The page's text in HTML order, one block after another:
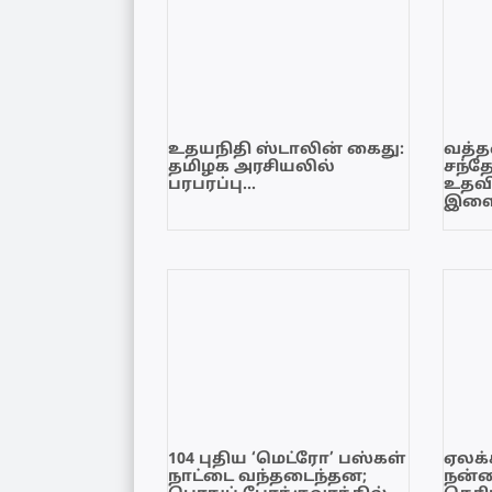
உதயநிதி ஸ்டாலின் கைது:
தமிழக அரசியலில்
பரபரப்பு…
104 புதிய ‘மெட்ரோ’ பஸ்கள்
நாட்டை வந்தடைந்தன;